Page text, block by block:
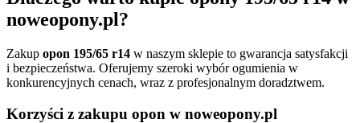
noweopony.pl?
Zakup opon 195/65 r14 w naszym sklepie to gwarancja satysfakcji
i bezpieczeństwa. Oferujemy szeroki wybór ogumienia w
konkurencyjnych cenach, wraz z profesjonalnym doradztwem.
Korzyści z zakupu opon w noweopony.pl